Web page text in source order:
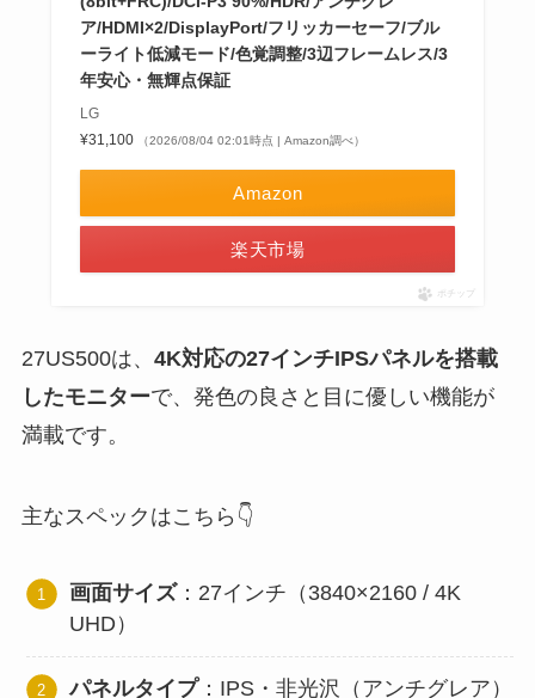
ア/HDMI×2/DisplayPort/フリッカーセーフ/ブル
ーライト低減モード/色覚調整/3辺フレームレス/3
年安心・無輝点保証
LG
¥31,100
（2026/08/04 02:01時点 | Amazon調べ）
Amazon
楽天市場
ポチップ
27US500は、 4K対応の27インチIPSパネルを搭載
したモニターで、発色の良さと目に優しい機能が
満載です。
主なスペックはこちら👇
画面サイズ：27インチ（3840×2160 / 4K
UHD）
パネルタイプ：IPS・非光沢（アンチグレア）